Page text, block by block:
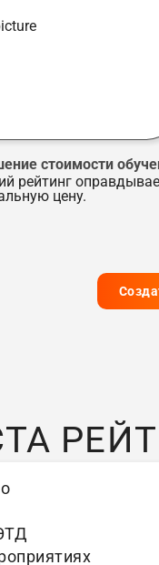
стоимости
рейтинг
цену.